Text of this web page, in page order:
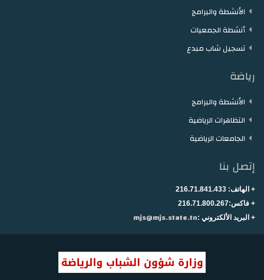
الأنشطة والبرامج
أنشطة الجمعيات
تسجيل شاب مبدع
رياضة
الأنشطة والبرامج
التظاهرات الرياضية
الجامعات الرياضية
إتصل بنا
+ الهاتف: 216.71.841.433
+ فاكس:216.71.800.267
+ البريد الألكتروني :mjs@mjs.state.tn